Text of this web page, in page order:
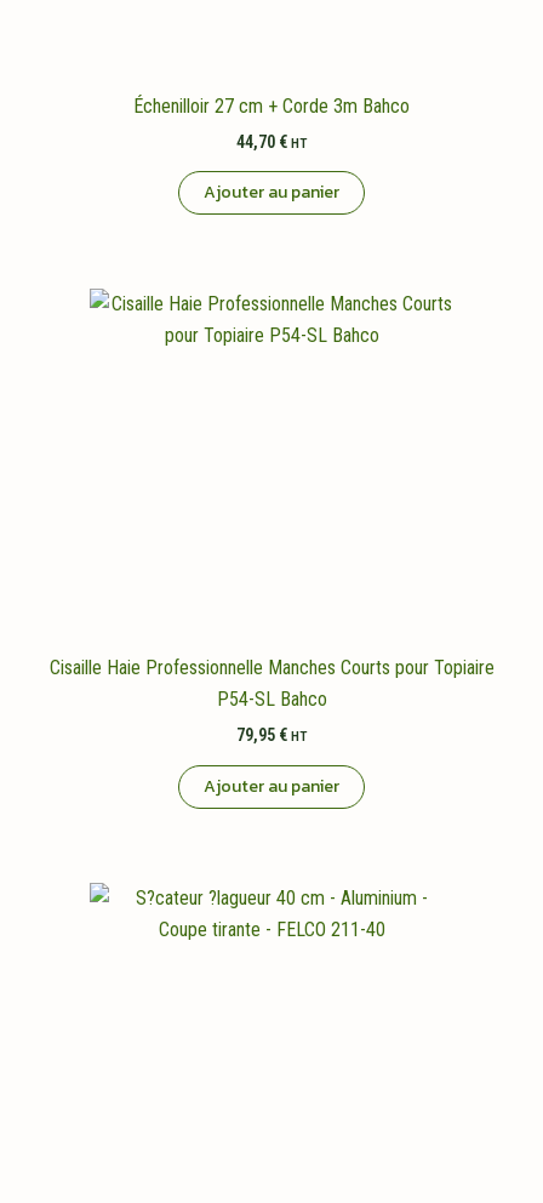
Échenilloir 27 cm + Corde 3m Bahco
44,70 € HT
Ajouter au panier
Cisaille Haie Professionnelle Manches Courts pour Topiaire
P54-SL Bahco
79,95 € HT
Ajouter au panier